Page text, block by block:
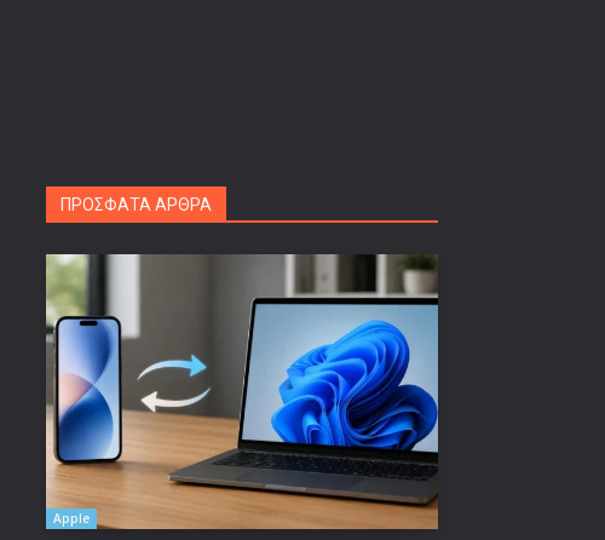
ΠΡΟΣΦΑΤΑ ΑΡΘΡΑ
Apple